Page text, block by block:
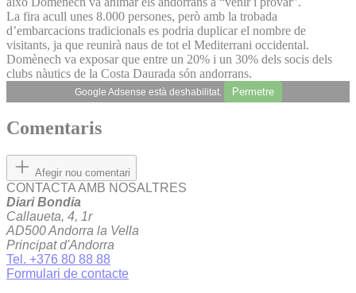
La fira acull unes 8.000 persones, però amb la trobada
d’embarcacions tradicionals es podria duplicar el nombre de
visitants, ja que reunirà naus de tot el Mediterrani occidental.
Domènech va exposar que entre un 20% i un 30% dels socis dels
clubs nàutics de la Costa Daurada són andorrans.
Google Adsense està deshabilitat. Permetre
Comentaris
Afegir nou comentari
CONTACTA AMB NOSALTRES
Diari Bondia
Callaueta, 4, 1r
AD500 Andorra la Vella
Principat d'Andorra
Tel. +376 80 88 88
Formulari de contacte